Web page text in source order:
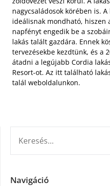
nagycsaládosok körében is.
ideálisnak mondható, hiszen
napfényt engedik be a
lakás talált gazdára. Ennek
tervezésekbe kezdtünk, és a
átadni a legújabb Cordia
Resort-ot. Az itt található
talál weboldalunkon.
Navigáció